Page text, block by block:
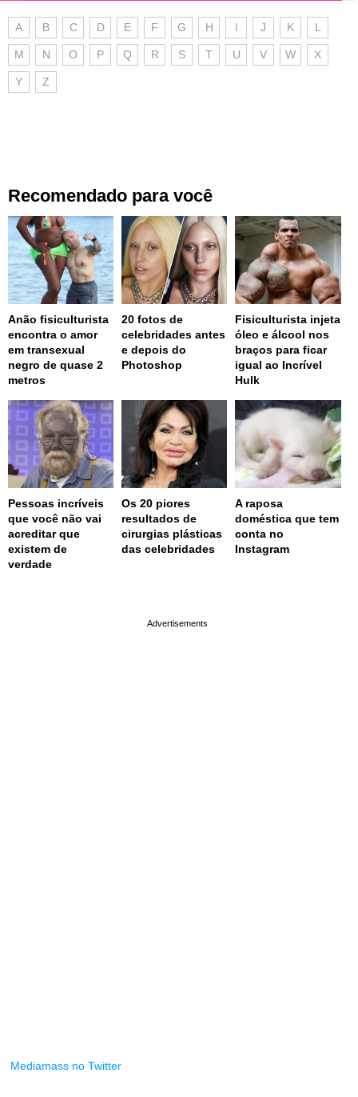
A B C D E F G H I J K L
M N O P Q R S T U V W X
Y Z
Recomendado para você
Anão fisiculturista
encontra o amor
em transexual
negro de quase 2
metros
20 fotos de
celebridades antes
e depois do
Photoshop
Fisiculturista injeta
óleo e álcool nos
braços para ficar
igual ao Incrível
Hulk
Pessoas incríveis
que você não vai
acreditar que
existem de
verdade
Os 20 piores
resultados de
cirurgias plásticas
das celebridades
A raposa
doméstica que tem
conta no
Instagram
Mediamass no Twitter